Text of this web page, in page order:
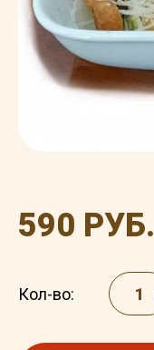
590 РУБ.
Кол-во: